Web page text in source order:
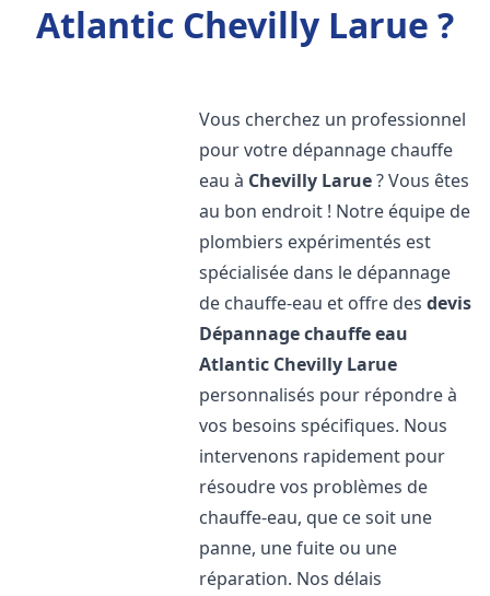
Atlantic Chevilly Larue ?
Vous cherchez un professionnel
pour votre dépannage chauffe
eau à Chevilly Larue? Vous êtes
au bon endroit ! Notre équipe de
plombiers expérimentés est
spécialisée dans le dépannage
de chauffe-eau et offre desdevis
Dépannage chauffe eau
Atlantic Chevilly Larue
personnalisés pour répondre à
vos besoins spécifiques. Nous
intervenons rapidement pour
résoudre vos problèmes de
chauffe-eau, que ce soit une
panne, une fuite ou une
réparation. Nos délais